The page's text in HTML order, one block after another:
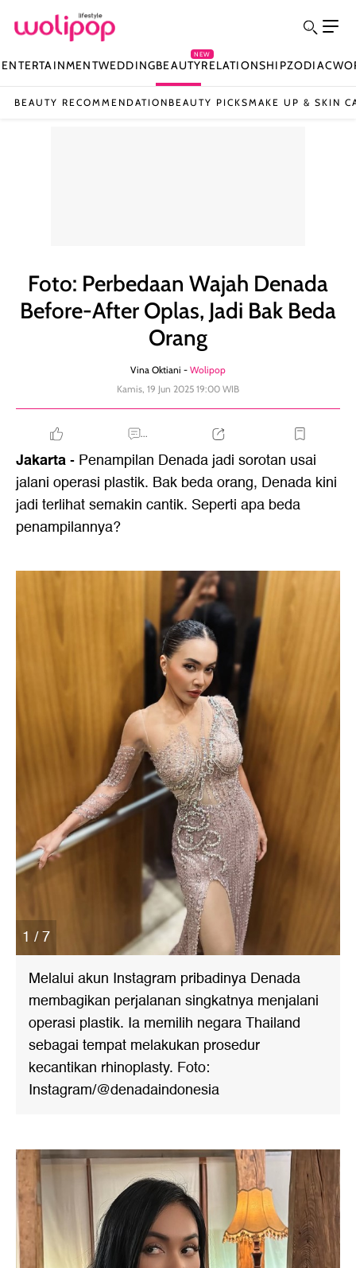
ENTERTAINMENTWEDDINGBEAUTY
NEW
RELATIONSHIPZODIAC
BEAUTY RECOMMENDATION BEAUTY PICKSMAKE UP & SKIN
Foto: Perbedaan Wajah Denada
Before-After Oplas, Jadi Bak Beda
Orang
Vina Oktiani - Wolipop
Kamis, 19 Jun 2025 19:00 WIB
...
Jakarta- Penampilan Denada jadi sorotan usai
jalani operasi plastik. Bak beda orang, Denada kini
jadi terlihat semakin cantik. Seperti apa beda
penampilannya?
1 / 7
Melalui akun Instagram pribadinya Denada
membagikan perjalanan singkatnya menjalani
operasi plastik. Ia memilih negara Thailand
sebagai tempat melakukan prosedur
kecantikan rhinoplasty. Foto:
Instagram/@denadaindonesia